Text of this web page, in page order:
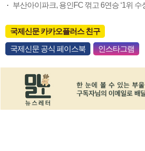
부산아이파크, 용인FC 꺾고 6연승 ‘1위 수
국제신문 카카오플러스 친구
국제신문 공식 페이스북 인스타그램